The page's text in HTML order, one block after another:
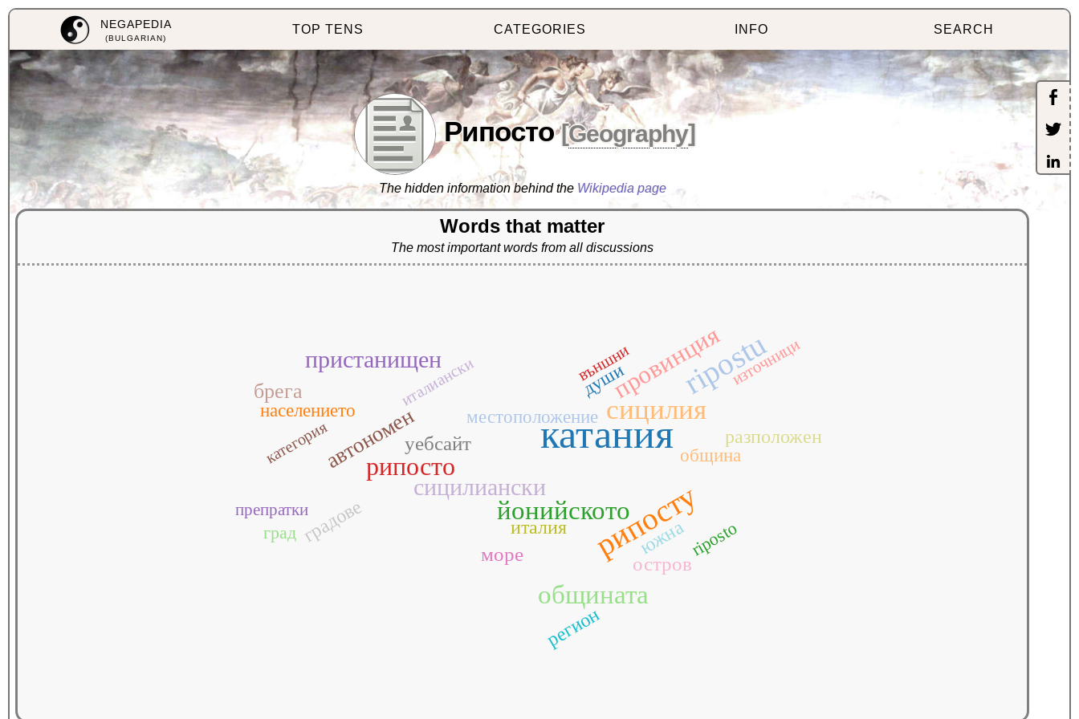
NEGAPEDIA
(BULGARIAN)
TOP TENS CATEGORIES INFO SEARCH
Рипосто [Geography]
The hidden information behind the Wikipedia page
Words that matter
The most important words from all discussions
катания
ripostu
рипосту
сицилия
йонийското
общината
рипосто
провинция
пристанищен
сицилиански
автономен
брега
море остров
уебсайт
градове италия
разположен
регион
южна
души
местоположение
населението
община
riposto
град
външни източници
препратки
италиански
категория